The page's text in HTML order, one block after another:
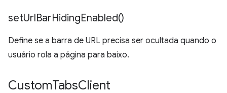
setUrlBarHidingEnabled()
Define se a barra de URL precisa ser ocultada quando o
usuário rola a página para baixo.
CustomTabsClient